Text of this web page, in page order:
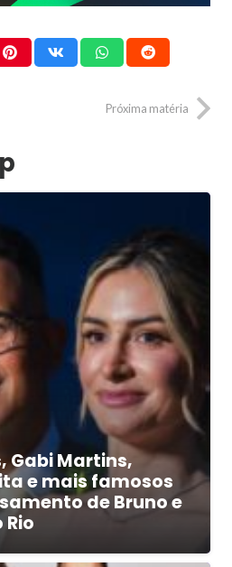
Próxima matéria
Gabi Martins,
e mais famosos
de Bruno e